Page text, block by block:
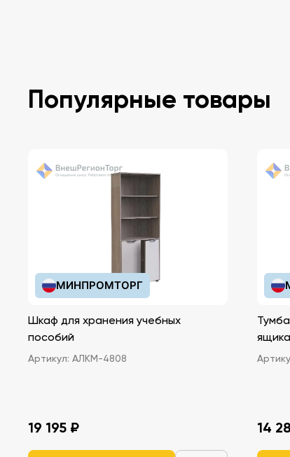
Популярные товары
МИНПРОМТОРГ
Шкаф для хранения учебных
пособий
Артикул: АЛКМ-4808
19 195 ₽ 14